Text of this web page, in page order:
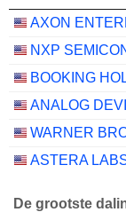
AXON
BOOKING
ANALOG
ASTERA
De grootste